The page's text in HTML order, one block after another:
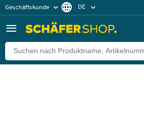
Geschäftskunde DE
Zurück